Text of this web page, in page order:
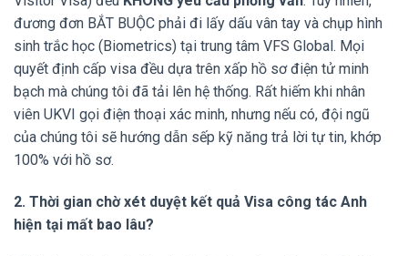
đương đơn BẮT BUỘC phải đi lấy dấu vân tay và chụp hình
sinh trắc học (Biometrics) tại trung tâm VFS Global. Mọi
quyết định cấp visa đều dựa trên xấp hồ sơ điện tử minh
bạch mà chúng tôi đã tải lên hệ thống. Rất hiếm khi nhân
viên UKVI gọi điện thoại xác minh, nhưng nếu có, đội ngũ
của chúng tôi sẽ hướng dẫn sếp kỹ năng trả lời tự tin, khớp
100% với hồ sơ.
2. Thời gian chờ xét duyệt kết quả Visa công tác Anh
hiện tại mất bao lâu?